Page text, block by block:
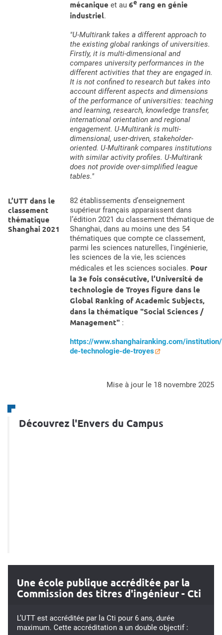
mécanique et au 6e rang en génie
industriel.
"U-Multirank takes a different approach to
the existing global rankings of universities.
Firstly, it is multi-dimensional and
compares university performances in the
different activities that they are engaged in.
It is not confined to research but takes into
account different aspects and dimensions
of the performance of universities: teaching
and learning, research, knowledge transfer,
international orientation and regional
engagement. U-Multirank is multi-
dimensional, user-driven, stakeholder-
oriented. U-Multirank compares institutions
with similar activity profiles. U-Multirank
does not provide over-simplified league
tables."
L’UTT dans le
classement
thématique
Shanghai 2021
82 établissements d’enseignement
supérieur français apparaissent dans
l’édition 2021 du classement thématique de
Shanghai, dans au moins une des 54
thématiques que compte ce classement,
parmi les sciences naturelles, l'ingénierie,
les sciences de la vie, les sciences
médicales et les sciences sociales. Pour
la 3e fois consécutive, l’Université de
technologie de Troyes figure dans le
Global Ranking of Academic Subjects,
dans la thématique "Social Sciences /
Management":
https://www.shanghairanking.com/
de-technologie-de-troyes
mise à jour le 18 novembre 2025
Découvrez l'Envers du Campus
Une école publique accréditée par la
Commission des titres d'ingénieur - Cti
L’UTT est accréditée par la Cti pour 6 ans, durée
maximum. Cette accréditation a un double objectif :